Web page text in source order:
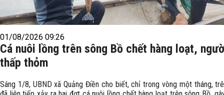
01/08/2026 09:26
Cá nuôi lồng trên sông Bồ chết hàng loạt,
thấp thỏm
Sáng 1/8, UBND xã Quảng Điền cho biết, chỉ trong vòng một tháng,